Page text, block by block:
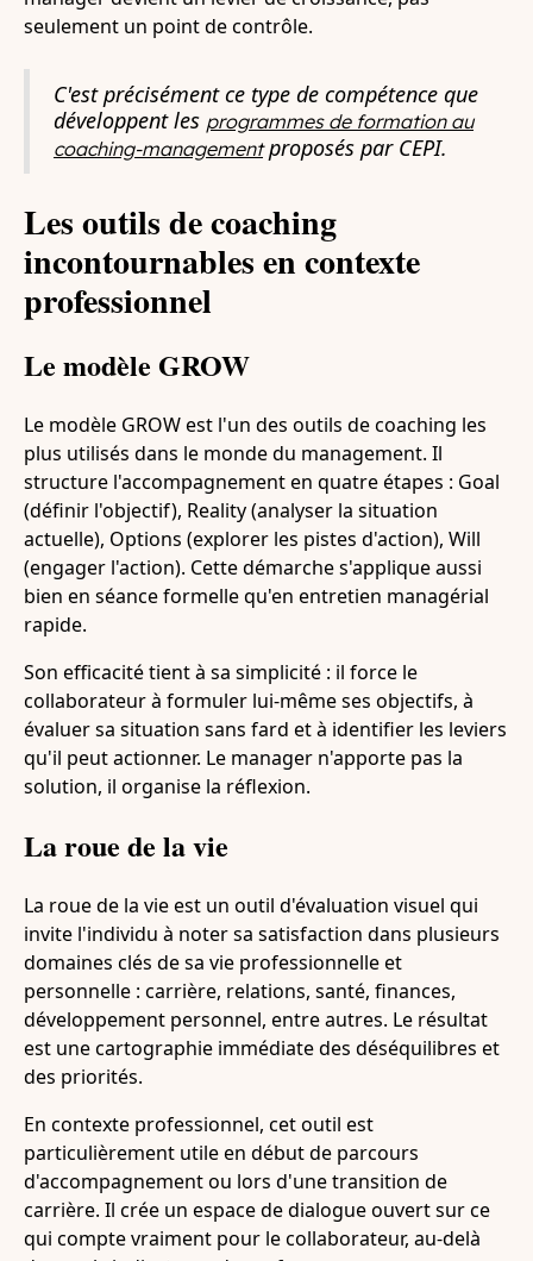
seulement un point de contrôle.
C'est précisément ce type de compétence que
développent les programmes de formation au
coaching-managementproposés par CEPI.
Les outils de coaching
incontournables en contexte
professionnel
Le modèle GROW
Le modèle GROW est l'un des outils de coaching les
plus utilisés dans le monde du management. Il
structure l'accompagnement en quatre étapes : Goal
(définir l'objectif), Reality (analyser la situation
actuelle), Options (explorer les pistes d'action), Will
(engager l'action). Cette démarche s'applique aussi
bien en séance formelle qu'en entretien managérial
rapide.
Son efficacité tient à sa simplicité : il force le
collaborateur à formuler lui-même ses objectifs, à
évaluer sa situation sans fard et à identifier les leviers
qu'il peut actionner. Le manager n'apporte pas la
solution, il organise la réflexion.
La roue de la vie
La roue de la vie est un outil d'évaluation visuel qui
invite l'individu à noter sa satisfaction dans plusieurs
domaines clés de sa vie professionnelle et
personnelle : carrière, relations, santé, finances,
développement personnel, entre autres. Le résultat
est une cartographie immédiate des déséquilibres et
des priorités.
En contexte professionnel, cet outil est
particulièrement utile en début de parcours
d'accompagnement ou lors d'une transition de
carrière. Il crée un espace de dialogue ouvert sur ce
qui compte vraiment pour le collaborateur, au-delà